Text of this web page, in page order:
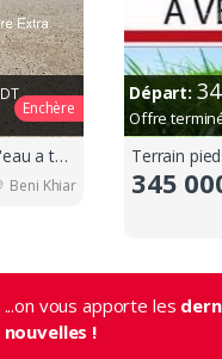
DT
Enchère
Terrain pieds dans l'eau a tazarka
Beni Khiar
Départ:
Offre
345
...on vous apporte les
nouvelles !